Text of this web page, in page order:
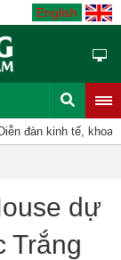
English
đàn kinh tế, khoa
dự
Trắng